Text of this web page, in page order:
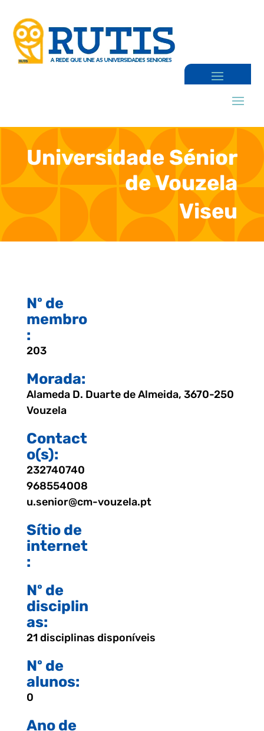
Universidade Sénior
de Vouzela
Viseu
Nº de
membro
:
203
Morada:
Alameda D. Duarte de Almeida, 3670-250
Vouzela
Contact
o(s):
232740740
968554008
u.senior@cm-vouzela.pt
Sítio de
internet
:
Nº de
disciplin
as:
21 disciplinas disponíveis
Nº de
alunos:
0
Ano de